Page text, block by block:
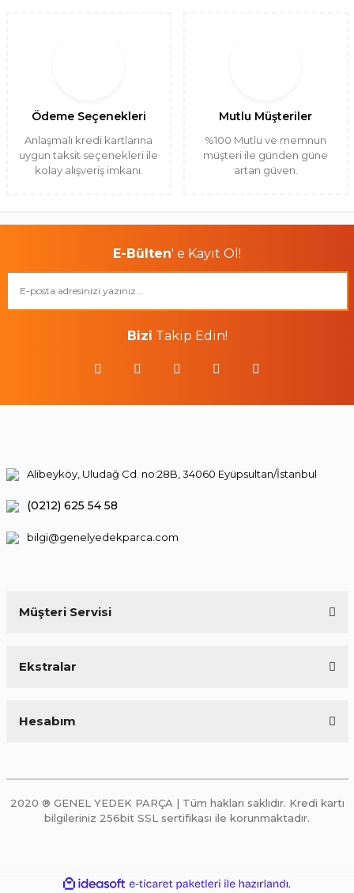
Ödeme Seçenekleri
Anlaşmalı kredi kartlarına
uygun taksit seçenekleri ile
kolay alışveriş imkanı.
Mutlu Müşteriler
%100 Mutlu ve memnun
müşteri ile günden güne
artan güven.
E-Bülten' e Kayıt Ol!
Bizi Takip Edin!
Müşteri Servisi
Ekstralar
Hesabım
2020 ® GENEL YEDEK PARÇA | Tüm hakları saklıdır. Kredi kartı
bilgileriniz 256bit SSL sertifikası ile korunmaktadır.
Alibeyköy, Uludağ Cd. no:28B, 34060 Eyüpsultan/İstanbul
(0212) 625 54 58
bilgi@genelyedekparca.com
ideasoft
e-